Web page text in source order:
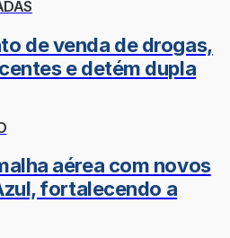
de venda de drogas,
e detém dupla
aérea com novos
fortalecendo a